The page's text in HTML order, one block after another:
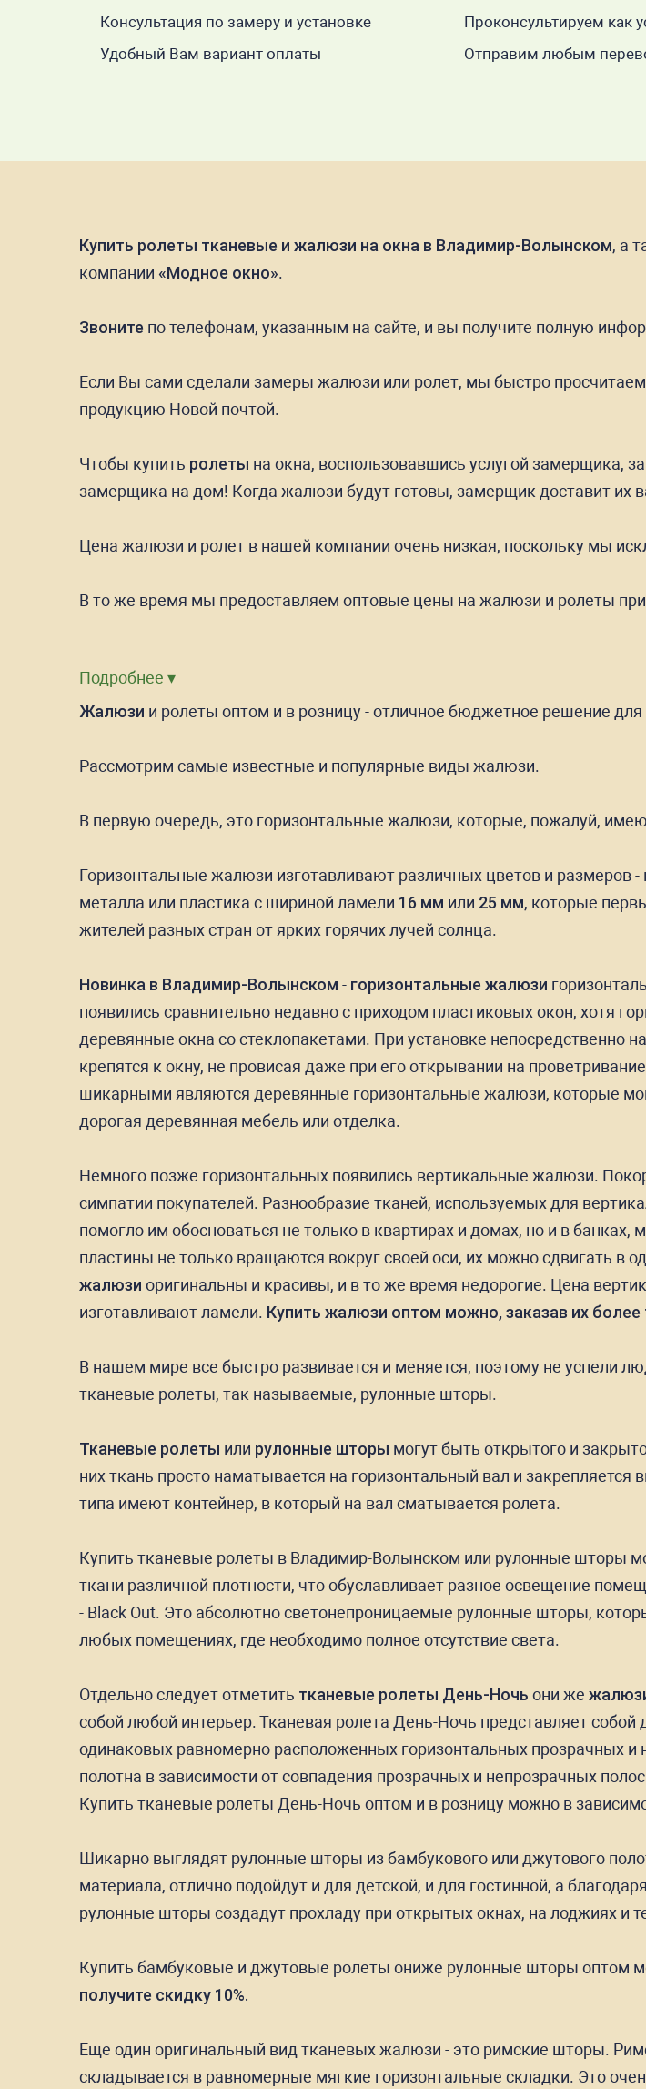
Консультация по замеру и установке
Удобный Вам вариант оплаты
Проконсультируем как
Отправим любым
Купить ролеты тканевые и жалюзи на окна в Владимир-Волынском, а
компании «Модное окно».
Звоните по телефонам, указанным на сайте, и вы получите полную
Если Вы сами сделали замеры жалюзи или ролет, мы быстро
продукцию Новой почтой.
Чтобы купить ролеты на окна, воспользовавшись услугой замерщика,
замерщика на дом! Когда жалюзи будут готовы, замерщик доставит их
Цена жалюзи и ролет в нашей компании очень низкая, поскольку мы
В то же время мы предоставляем оптовые цены на жалюзи и ролеты
Подробнее ▾
Жалюзи и ролеты оптом и в розницу - отличное бюджетное решение
Рассмотрим самые известные и популярные виды жалюзи.
В первую очередь, это горизонтальные жалюзи, которые, пожалуй,
Горизонтальные жалюзи изготавливают различных цветов и размеров
металла или пластика с шириной ламели 16 мм или 25 мм, которые
жителей разных стран от ярких горячих лучей солнца.
Новинка в Владимир-Волынском - горизонтальные жалюзи
появились сравнительно недавно с приходом пластиковых окон, хотя
деревянные окна со стеклопакетами. При установке непосредственно
крепятся к окну, не провисая даже при его открывании на
шикарными являются деревянные горизонтальные жалюзи, которые
дорогая деревянная мебель или отделка.
Немного позже горизонтальных появились вертикальные жалюзи.
симпатии покупателей. Разнообразие тканей, используемых для
помогло им обосноваться не только в квартирах и домах, но и в
пластины не только вращаются вокруг своей оси, их можно сдвигать в
жалюзи оригинальны и красивы, и в то же время недорогие. Цена
изготавливают ламели. Купить жалюзи оптом можно, заказав их более
В нашем мире все быстро развивается и меняется, поэтому не успели
тканевые ролеты, так называемые, рулонные шторы.
Тканевые ролеты или рулонные шторы могут быть открытого и
них ткань просто наматывается на горизонтальный вал и
типа имеют контейнер, в который на вал сматывается ролета.
Купить тканевые ролеты в Владимир-Волынском или рулонные шторы
ткани различной плотности, что обуславливает разное освещение
- Black Out. Это абсолютно светонепроницаемые рулонные шторы,
любых помещениях, где необходимо полное отсутствие света.
Отдельно следует отметить тканевые ролеты День-Ночь они же
собой любой интерьер. Тканевая ролета День-Ночь представляет
одинаковых равномерно расположенных горизонтальных прозрачных и
полотна в зависимости от совпадения прозрачных и непрозрачных
Купить тканевые ролеты День-Ночь оптом и в розницу можно в
Шикарно выглядят рулонные шторы из бамбукового или джутового
материала, отлично подойдут и для детской, и для гостинной, а
рулонные шторы создадут прохладу при открытых окнах, на лоджиях и
Купить бамбуковые и джутовые ролеты ониже рулонные шторы оптом
получите скидку 10%.
Еще один оригинальный вид тканевых жалюзи - это римские шторы.
складывается в равномерные мягкие горизонтальные складки. Это